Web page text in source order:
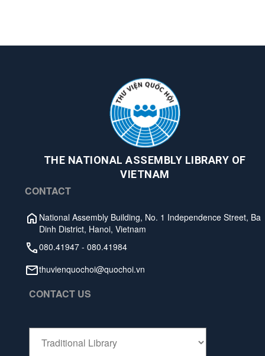
THE NATIONAL ASSEMBLY LIBRARY OF
VIETNAM
CONTACT
National Assembly Building, No. 1 Independence Street, Ba
Dinh District, Hanoi, Vietnam
080.41947 - 080.41984
thuvienquochoi@quochoi.vn
CONTACT US